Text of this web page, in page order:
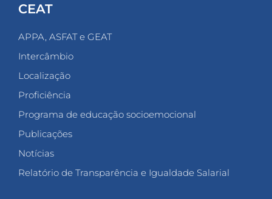
CEAT
APPA, ASFAT e GEAT
Intercâmbio
Localização
Proficiência
Programa de educação socioemocional
Publicações
Notícias
Relatório de Transparência e Igualdade Salarial